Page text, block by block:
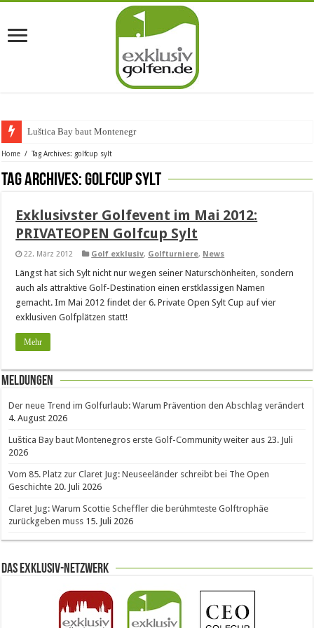
Luštica Bay baut Montenegros e
Home / Tag Archives: golfcup sylt
Tag Archives:golfcup sylt
Exklusivster Golfevent im Mai 2012:
PRIVATEOPEN Golfcup Sylt
22. März 2012 Golf exklusiv, Golfturniere, News
Längst hat sich Sylt nicht nur wegen seiner Naturschönheiten, sondern
auch als attraktive Golf-Destination einen erstklassigen Namen
gemacht. Im Mai 2012 findet der 6. Private Open Sylt Cup auf vier
exklusiven Golfplätzen statt!
Mehr
Meldungen
Der neue Trend im Golfurlaub: Warum Prävention den Abschlag verändert
4. August 2026
Luštica Bay baut Montenegros erste Golf-Community weiter aus 23. Juli
2026
Vom 85. Platz zur Claret Jug: Neuseeländer schreibt bei The Open
Geschichte 20. Juli 2026
Claret Jug: Warum Scottie Scheffler die berühmteste Golftrophäe
zurückgeben muss 15. Juli 2026
Das Exklusiv-Netzwerk